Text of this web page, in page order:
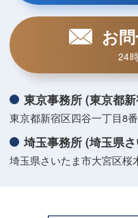
お
24
東京事務所 (東京都
東京都新宿区四谷一丁目8
埼玉事務所 (埼玉県
埼玉県さいたま市大宮区桜